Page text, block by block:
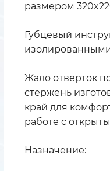
размером
Губцевый
Жало отверток
стержень
край для
работе с
Назначение: